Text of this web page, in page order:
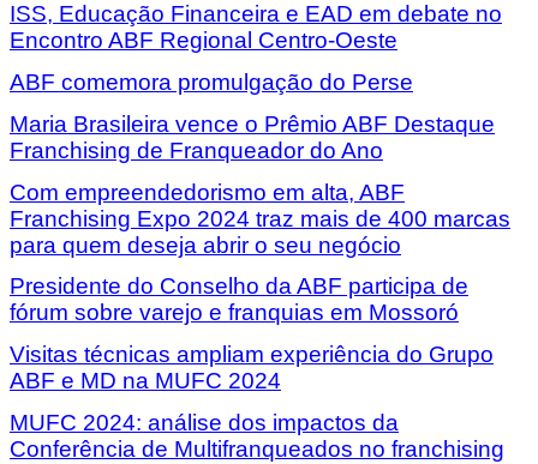
ISS, Educação Financeira e EAD em debate no
Encontro ABF Regional Centro-Oeste
ABF comemora promulgação do Perse
Maria Brasileira vence o Prêmio ABF Destaque
Franchising de Franqueador do Ano
Com empreendedorismo em alta, ABF
Franchising Expo 2024 traz mais de 400 marcas
para quem deseja abrir o seu negócio
Presidente do Conselho da ABF participa de
fórum sobre varejo e franquias em Mossoró
Visitas técnicas ampliam experiência do Grupo
ABF e MD na MUFC 2024
MUFC 2024: análise dos impactos da
Conferência de Multifranqueados no franchising